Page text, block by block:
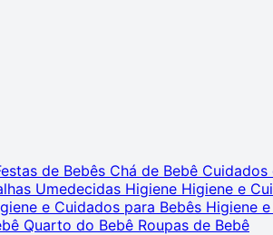
de Bebês Chá de Bebê Cuidados
Umedecidas Higiene Higiene e
e Cuidados para Bebês Higiene
Quarto do Bebê Roupas de Bebê